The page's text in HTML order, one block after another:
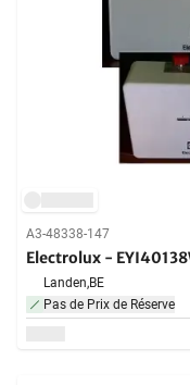
A3-48338-147
Electrolux -
Landen,BE
Pas de Prix de Réserve